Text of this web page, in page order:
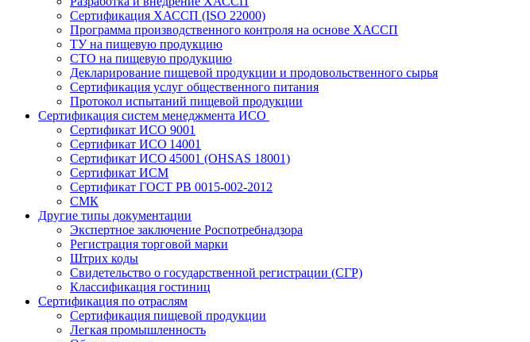
Сертификация ХАССП (ISO 22000)
Программа производственного контроля на основе ХАССП
ТУ на пищевую продукцию
СТО на пищевую продукцию
Декларирование пищевой продукции и продовольственного сырья
Сертификация услуг общественного питания
Протокол испытаний пищевой продукции
Сертификация систем менеджмента ИСО
Сертификат ИСО 9001
Сертификат ИСО 14001
Сертификат ИСО 45001 (OHSAS 18001)
Сертификат ИСМ
Сертификат ГОСТ РВ 0015-002-2012
СМК
Другие типы документации
Экспертное заключение Роспотребнадзора
Регистрация торговой марки
Штрих коды
Свидетельство о государственной регистрации (СГР)
Классификация гостиниц
Сертификация по отраслям
Сертификация пищевой продукции
Легкая промышленность